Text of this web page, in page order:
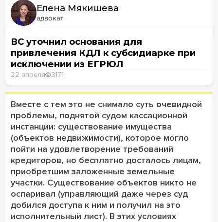
Елена Мякишева
адвокат
ВС уточнил основания для
привлечения КДЛ к субсидиарке при
исключении из ЕГРЮЛ
22 апреля 3171
Вместе с тем это не снимало суть очевидной
проблемы, поднятой судом кассационной
инстанции: существование имущества
(объектов недвижимости), которое могло
пойти на удовлетворение требований
кредиторов, но бесплатно досталось лицам,
приобретшим заложенные земельные
участки. Существование объектов никто не
оспаривал (управляющий даже через суд
добился доступа к ним и получил на это
исполнительный лист). В этих условиях